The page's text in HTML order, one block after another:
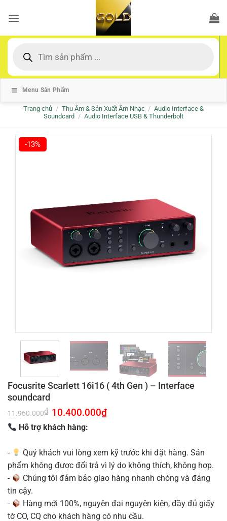
qua
dung
kiếm
Menu Sản Phẩm
Trang chủ / Thu Âm & Sản Xuất Âm Nhạc / Audio Interface &
Soundcard / Audio Interface USB & Thunderbolt
-13%
Focusrite Scarlett 16i16 ( 4th Gen ) – Interface
soundcard
11.960.000₫ Giá
gốc
là:
11.960.000₫.
10.400.000₫Giá
Hỗ trợ khách hàng:
-
Quý khách vui lòng xem kỹ trước khi đặt hàng. Sản
phẩm không được đổi trả vì lý do không thích, không hợp.
-
Chúng tôi đảm bảo giao hàng nhanh chóng và đáng
tin cậy.
-
Hàng mới 100%, nguyên đai nguyên kiện, đầy đủ giấy
tờ CO, CQ cho khách hàng có nhu cầu.